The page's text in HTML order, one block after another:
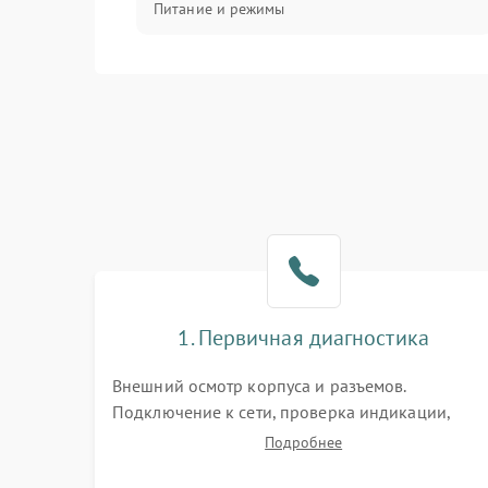
Питание и режимы
1. Первичная диагностика
Внешний осмотр корпуса и разъемов.
Подключение к сети, проверка индикации,
звуковых сигналов и кодов ошибок. Измерение
Подробнее